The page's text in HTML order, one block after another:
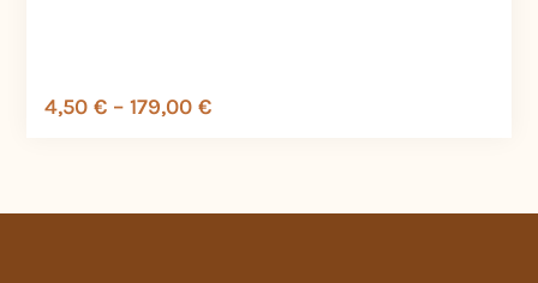
4,50 € – 179,00 €